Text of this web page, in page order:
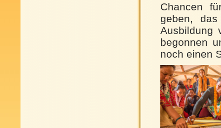
Chancen
geben,
Ausbildung
begonnen
noch einen